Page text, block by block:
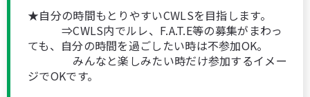
★自分の時間もとりやすいCWLSを目指します。
⇒CWLS内でルレ、F.A.T.E等の募集がまわっ
ても、自分の時間を過ごしたい時は不参加OK。
みんなと楽しみたい時だけ参加するイメー
ジでOKです。